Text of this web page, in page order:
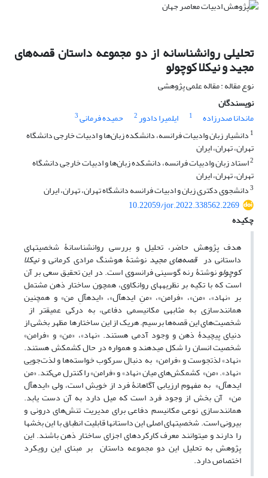
تحلیلی روانشناسانه از دو مجموعه داستان قصه‌های
مجید و نیکلا کوچولو
نوع مقاله : مقاله علمی پژوهشی
نویسندگان
ماندانا صدرزاده
1 ایلمیرا دادور2 حمیده فرمانی3
1 دانشیار زبان وادبیات فرانسه، دانشکده زبان‌ها و ادبیات خارجی دانشگاه
تهران، تهران، ایران
2استاد زبان وادبیات فرانسه، دانشکده زبان‌ها و ادبیات خارجی دانشگاه
تهران، تهران، ایران
3دانشجوی دکتری زبان و ادبیات فرانسه دانشگاه تهران، تهران، ایران
10.22059/jor.2022.338562.2269
چکیده
هدف پژوهش حاضر، تحلیل و بررسی روانشناسانۀ شخصیت­های
داستانی در قصه‌های مجید نوشتۀ هوشنگ مرادی کرمانی ونیکلا
کوچولونوشتۀ رنه گوسینی فرانسوی است. در این تحقیق سعی بر آن
است که با تکیه بر نظریه­های روانکاوی، همچون ساختار ذهن مشتمل
بر «نهاد»، «من»، «فرامن»، «منِ ایده­آل»، «ایده­آلِ من» و همچنین
همانندسازی به مثابه­ی مکانیسمی دفاعی، به درکی عمیق­تر از
شخصیت‌های این قصه‌ها برسیم. هریک از این ساختارها مظهر بخشی از
دنیای پیچیدۀ ذهن و وجود آدمی هستند. «نهاد»، «من» و «فرامن»
شخصیت انسان را شکل می­دهند و همواره در حال کشمکش هستند.
«نهاد» لذت­جوست و «فرامن» به دنبال سرکوب خواسته‌ها و لذت‌جویی
«نهاد». «من» کشمکش‌های میان «نهاد» و «فرامن» را کنترل می‌کند. «من
ایده­آل» به مفهوم ارزیابی آگاهانۀ فرد از خویش است، ولی «ایده­آل
من» آن بخش از وجود فرد است که میل دارد به آن دست یابد.
همانند­سازی نوعی مکانیسم‌ دفاعی برای مدیریت تنش‌های درونی و
بیرونی است. شخصیت­های اصلی این داستان­ها قابلیت انطباق با این بخش­ها
را دارند و می­توانند معرف کارکردهای اجزای ساختار ذهن باشند. این
پژوهش به تحلیل این دو مجموعه داستان بر مبنای این رویکرد
اختصاص دارد.